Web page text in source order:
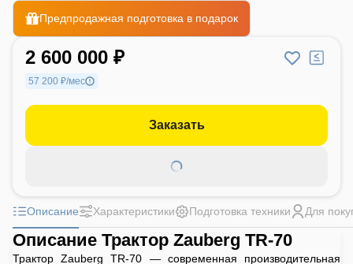
Предпродажная подготовка в подарок
2 600 000 ₽
57 200 ₽/мес
Заказать
Описание Характеристики Подготовка техники Для
Описание Трактор Zauberg TR-70
Трактор Zauberg TR-70 — современная производительная